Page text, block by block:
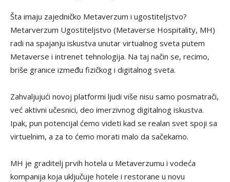
Šta imaju zajedničko Metaverzum i ugostiteljstvo?
Metarverzum Ugostiteljstvo (Metaverse Hospitality, MH)
radi na spajanju iskustva unutar virtualnog sveta putem
Metaverse i intrenet tehnologija. Na taj način se, recimo,
briše granice između fizičkog i digitalnog sveta.
Zahvaljujući novoj platformi ljudi više nisu samo posmatrači,
već aktivni učesnici, deo imerzivnog digitalnog iskustva.
Ipak, pun potencijal ćemo videti kad se realan svet spoji sa
virtuelnim, a za to ćemo morati malo da sačekamo.
MH je graditelj prvih hotela u Metaverzumu i vodeća
kompanija koja uključuje hotele i restorane u novu